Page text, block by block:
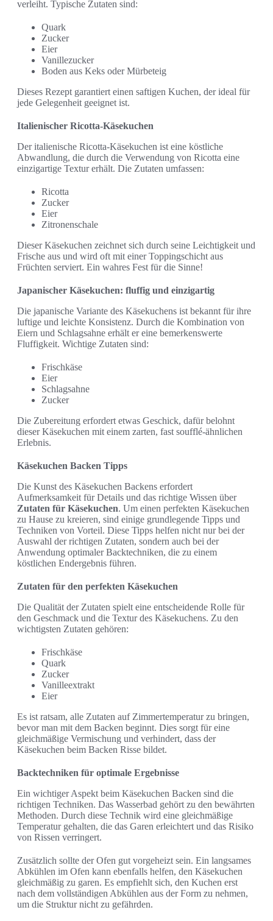
verleiht. Typische Zutaten sind:
Quark
Zucker
Eier
Vanillezucker
Boden aus Keks oder Mürbeteig
Dieses Rezept garantiert einen saftigen Kuchen, der ideal für
jede Gelegenheit geeignet ist.
Italienischer Ricotta-Käsekuchen
Der italienische Ricotta-Käsekuchen ist eine köstliche
Abwandlung, die durch die Verwendung von Ricotta eine
einzigartige Textur erhält. Die Zutaten umfassen:
Ricotta
Zucker
Eier
Zitronenschale
Dieser Käsekuchen zeichnet sich durch seine Leichtigkeit und
Frische aus und wird oft mit einer Toppingschicht aus
Früchten serviert. Ein wahres Fest für die Sinne!
Japanischer Käsekuchen: fluffig und einzigartig
Die japanische Variante des Käsekuchens ist bekannt für ihre
luftige und leichte Konsistenz. Durch die Kombination von
Eiern und Schlagsahne erhält er eine bemerkenswerte
Fluffigkeit. Wichtige Zutaten sind:
Frischkäse
Eier
Schlagsahne
Zucker
Die Zubereitung erfordert etwas Geschick, dafür belohnt
dieser Käsekuchen mit einem zarten, fast soufflé-ähnlichen
Erlebnis.
Käsekuchen Backen Tipps
Die Kunst des Käsekuchen Backens erfordert
Aufmerksamkeit für Details und das richtige Wissen über
Zutaten für Käsekuchen. Um einen perfekten Käsekuchen
zu Hause zu kreieren, sind einige grundlegende Tipps und
Techniken von Vorteil. Diese Tipps helfen nicht nur bei der
Auswahl der richtigen Zutaten, sondern auch bei der
Anwendung optimaler Backtechniken, die zu einem
köstlichen Endergebnis führen.
Zutaten für den perfekten Käsekuchen
Die Qualität der Zutaten spielt eine entscheidende Rolle für
den Geschmack und die Textur des Käsekuchens. Zu den
wichtigsten Zutaten gehören:
Frischkäse
Quark
Zucker
Vanilleextrakt
Eier
Es ist ratsam, alle Zutaten auf Zimmertemperatur zu bringen,
bevor man mit dem Backen beginnt. Dies sorgt für eine
gleichmäßige Vermischung und verhindert, dass der
Käsekuchen beim Backen Risse bildet.
Backtechniken für optimale Ergebnisse
Ein wichtiger Aspekt beim Käsekuchen Backen sind die
richtigen Techniken. Das Wasserbad gehört zu den bewährten
Methoden. Durch diese Technik wird eine gleichmäßige
Temperatur gehalten, die das Garen erleichtert und das Risiko
von Rissen verringert.
Zusätzlich sollte der Ofen gut vorgeheizt sein. Ein langsames
Abkühlen im Ofen kann ebenfalls helfen, den Käsekuchen
gleichmäßig zu garen. Es empfiehlt sich, den Kuchen erst
nach dem vollständigen Abkühlen aus der Form zu nehmen,
um die Struktur nicht zu gefährden.